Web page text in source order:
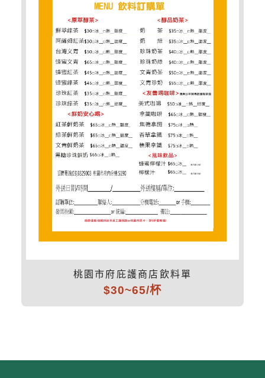
桃園市府庇護商店飲料單
$30~65/杯